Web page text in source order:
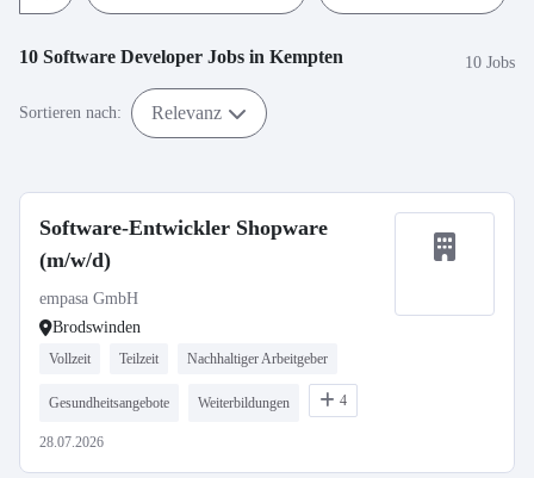
10 Software Developer Jobs in Kempten 10 Jobs
Sortieren nach: Relevanz
Software-Entwickler Shopware
(m/w/d)
empasa GmbH
Brodswinden
Vollzeit Teilzeit Nachhaltiger Arbeitgeber
Gesundheitsangebote Weiterbildungen 4
28.07.2026